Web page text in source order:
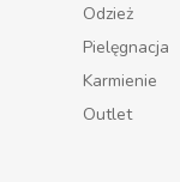
Odzież
Pielęgnacja
Karmienie
Outlet